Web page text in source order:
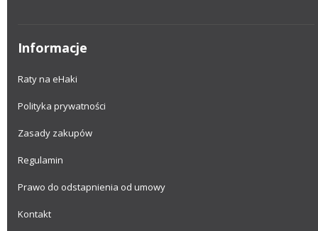
Informacje
Raty na eHaki
Polityka prywatności
Zasady zakupów
Regulamin
Prawo do odstapnienia od umowy
Kontakt